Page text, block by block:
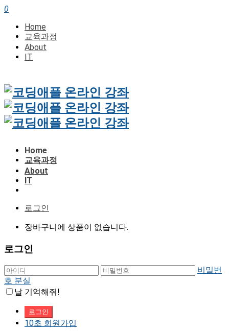
0
Home
교육과정
About
IT
Home
교육과정
About
IT
로그인
장바구니에 상품이 없습니다.
로그인
비밀번
호 분실
날 기억해줘!
10초 회원가입